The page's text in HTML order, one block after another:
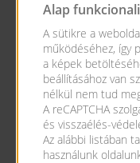
Alap
A sütikre a
működéséhez, így
a képek
beállításához van
nélkül nem tud
A reCAPTCHA
és visszaélés-
Az alábbi listában
használunk
Depó raktáros
Budapest